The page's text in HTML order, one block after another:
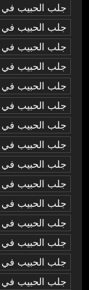
جلب الحبيب في
جلب الحبيب في
جلب الحبيب في
جلب الحبيب في
جلب الحبيب في
جلب الحبيب في
جلب الحبيب في
جلب الحبيب في
جلب الحبيب
جلب الحبيب
جلب الحبيب
جلب الحبيب في
جلب الحبيب
جلب الحبيب في
جلب الحبيب في